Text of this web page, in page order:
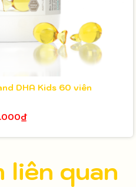
DHA Kids 60 viên
liên quan